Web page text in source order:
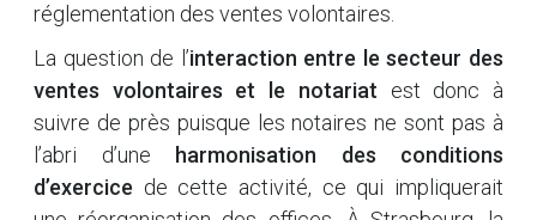
réglementation des ventes volontaires.
La question de l’interaction entre le secteur des
ventes volontaires et le notariat est donc à
suivre de près puisque les notaires ne sont pas à
l’abri d’une
harmonisation des conditions
d’exercice de cette activité, ce qui impliquerait